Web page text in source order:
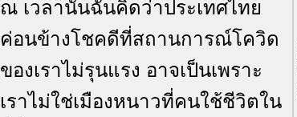
ณ เวลานั้นฉันคิดว่าประเทศไทย
ค่อนข้างโชคดีที่สถานการณ์โควิด
ของเราไม่รุนแรง อาจเป็นเพราะ
เราไม่ใช่เมืองหนาวที่คนใช้ชีวิตใน